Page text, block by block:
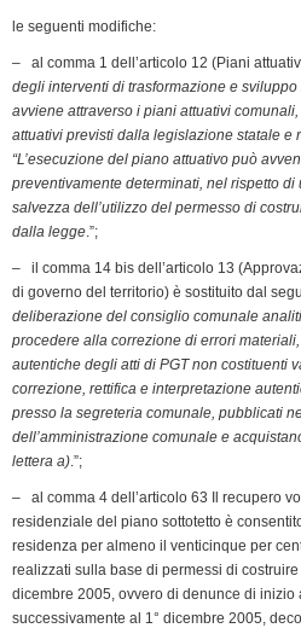
le seguenti modifiche:
– al comma 1 dell’articolo 12 (Piani
degli interventi di trasformazione e
avviene attraverso i piani attuativi
attuativi previsti dalla legislazione statale e
“L’esecuzione del piano attuativo può
preventivamente determinati, nel rispetto di
salvezza dell’utilizzo del permesso di
dalla legge.”;
– il comma 14 bis dell’articolo 13
di governo del territorio) è sostituito dal
deliberazione del consiglio comunale
procedere alla correzione di errori
autentiche degli atti di PGT non costituenti
correzione, rettifica e interpretazione
presso la segreteria comunale, pubblicati
dell’amministrazione comunale e
lettera a).”;
– al comma 4 dell’articolo 63 Il recupero
residenziale del piano sottotetto è
residenza per almeno il venticinque per
realizzati sulla base di permessi di
dicembre 2005, ovvero di denunce di inizio
successivamente al 1° dicembre 2005,